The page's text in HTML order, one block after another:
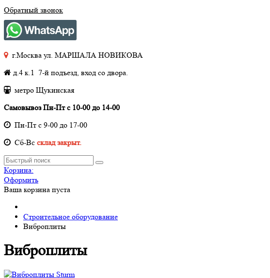
Обратный звонок
г.Москва ул. МАРШАЛА НОВИКОВА
д.4 к.1 7-й подъезд, вход со двора.
метро Щукинская
Самовывоз Пн-Пт с 10-00 до 14-00
Пн-Пт с 9-00 до 17-00
Cб-Вс склад закрыт.
Корзина:
Оформить
Ваша корзина пуста
Строительное оборудование
Виброплиты
Виброплиты